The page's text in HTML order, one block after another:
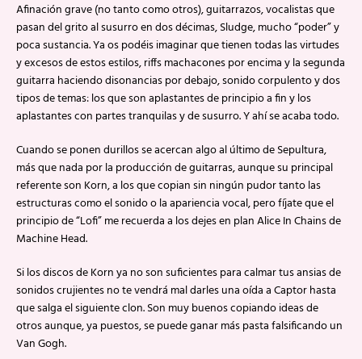
Afinación grave (no tanto como otros), guitarrazos, vocalistas que
pasan del grito al susurro en dos décimas, Sludge, mucho “poder” y
poca sustancia. Ya os podéis imaginar que tienen todas las virtudes
y excesos de estos estilos, riffs machacones por encima y la segunda
guitarra haciendo disonancias por debajo, sonido corpulento y dos
tipos de temas: los que son aplastantes de principio a fin y los
aplastantes con partes tranquilas y de susurro. Y ahí se acaba todo.
Cuando se ponen durillos se acercan algo al último de Sepultura,
más que nada por la producción de guitarras, aunque su principal
referente son Korn, a los que copian sin ningún pudor tanto las
estructuras como el sonido o la apariencia vocal, pero fíjate que el
principio de “Lofi” me recuerda a los dejes en plan Alice In Chains de
Machine Head.
Si los discos de Korn ya no son suficientes para calmar tus ansias de
sonidos crujientes no te vendrá mal darles una oída a Captor hasta
que salga el siguiente clon. Son muy buenos copiando ideas de
otros aunque, ya puestos, se puede ganar más pasta falsificando un
Van Gogh.